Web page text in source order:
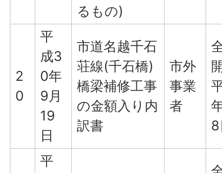
るもの)
2
0
平
成3
0年
9月
19
日
市道名越千石
荘線(千石橋)
橋梁補修工事
の金額入り内
訳書
市外
事業
者
平